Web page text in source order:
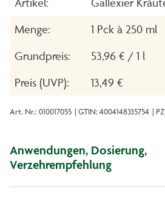
Menge:
1 Pck à 250 ml
Grundpreis:
53,96 € / 1 l
Preis (UVP):
13,49 €
Art. Nr.: 010017055 | GTIN: 4004148335754 |
Anwendungen, Dosierung,
Verzehrempfehlung